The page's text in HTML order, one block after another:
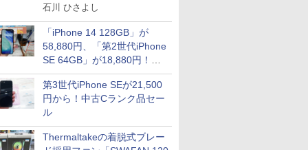
石川 ひさよし
「iPhone 14 128GB」が
58,880円、「第2世代iPhone
SE 64GB」が18,880円！中
古Bランク品セール
第3世代iPhone SEが21,500
円から！中古Cランク品セー
ル
Thermaltakeの着脱式ブレー